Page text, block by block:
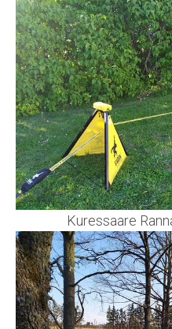
Kuressaare